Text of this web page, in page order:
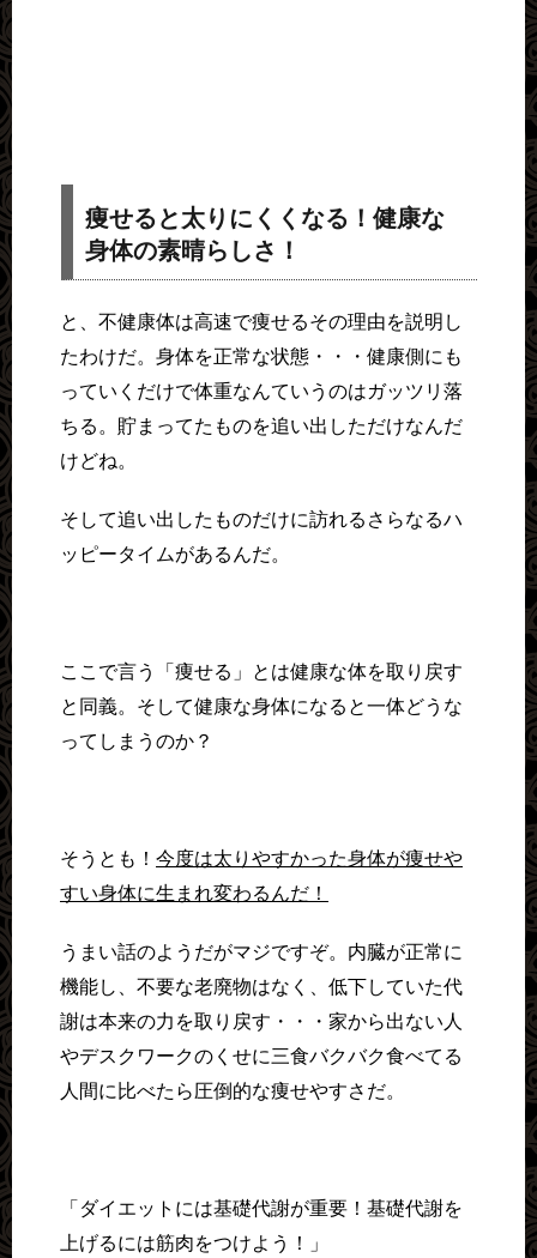
痩せると太りにくくなる！健康な
身体の素晴らしさ！
と、不健康体は高速で痩せるその理由を説明し
たわけだ。身体を正常な状態・・・健康側にも
っていくだけで体重なんていうのはガッツリ落
ちる。貯まってたものを追い出しただけなんだ
けどね。
そして追い出したものだけに訪れるさらなるハ
ッピータイムがあるんだ。
ここで言う「痩せる」とは健康な体を取り戻す
と同義。そして健康な身体になると一体どうな
ってしまうのか？
そうとも！ 今度は太りやすかった身体が痩せや
すい身体に生まれ変わるんだ！
うまい話のようだがマジですぞ。内臓が正常に
機能し、不要な老廃物はなく、低下していた代
謝は本来の力を取り戻す・・・家から出ない人
やデスクワークのくせに三食バクバク食べてる
人間に比べたら圧倒的な痩せやすさだ。
「ダイエットには基礎代謝が重要！基礎代謝を
上げるには筋肉をつけよう！」